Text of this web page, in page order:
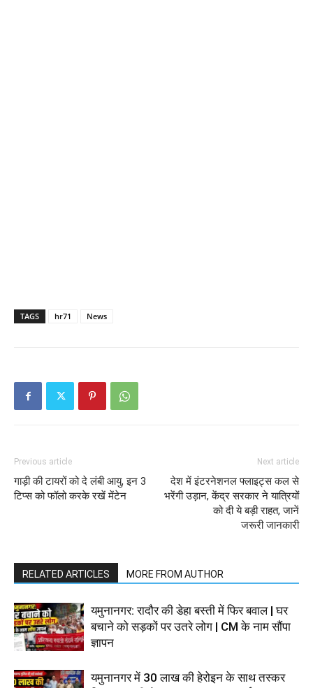
TAGS hr71 News
Previous article
गाड़ी की टायरों को दे लंबी आयु, इन 3
टिप्स को फॉलो करके रखें मेंटेन
Next article
देश में इंटरनेशनल फ्लाइट्स कल से
भरेंगी उड़ान, केंद्र सरकार ने यात्रियों
को दी ये बड़ी राहत, जानें
जरूरी जानकारी
RELATED ARTICLES MORE FROM AUTHOR
यमुनानगर: रादौर की डेहा बस्ती में फिर बवाल | घर
बचाने को सड़कों पर उतरे लोग | CM के नाम सौंपा
ज्ञापन
यमुनानगर में 30 लाख की हेरोइन के साथ तस्कर